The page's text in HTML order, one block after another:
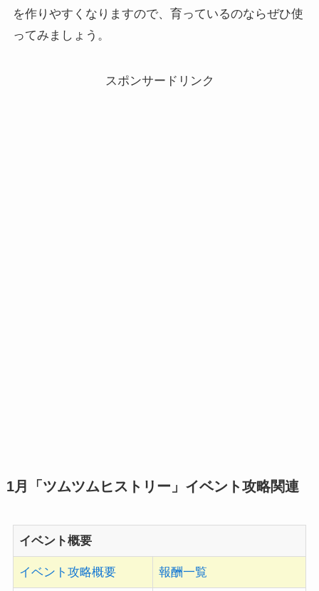
を作りやすくなりますので、育っているのならぜひ使
ってみましょう。
スポンサードリンク
1月「ツムツムヒストリー」イベント攻略関連
イベント概要
イベント攻略概要 報酬一覧